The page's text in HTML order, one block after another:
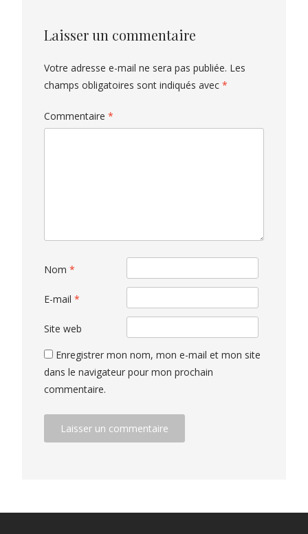
Laisser un commentaire
Votre adresse e-mail ne sera pas publiée. Les
champs obligatoires sont indiqués avec *
Commentaire *
Nom *
E-mail *
Site web
Enregistrer mon nom, mon e-mail et mon site
dans le navigateur pour mon prochain
commentaire.